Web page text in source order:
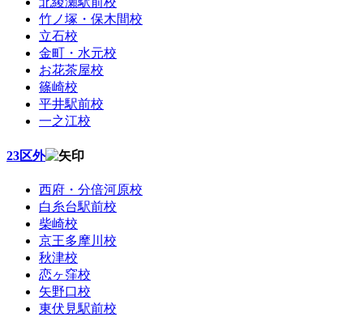
竹ノ塚・保木間校
立石校
金町・水元校
お花茶屋校
篠崎校
平井駅前校
一之江校
23区外
西府・分倍河原校
白糸台駅前校
柴崎校
京王多摩川校
秋津校
恋ヶ窪校
矢野口校
東伏見駅前校